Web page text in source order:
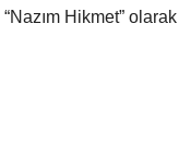
Hikmet” olarak